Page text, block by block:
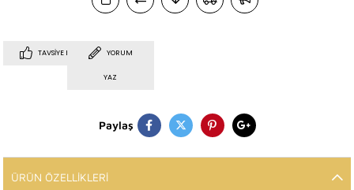
TAVSIYE ET YORUM
YAZ
Paylaş
ÜRÜN ÖZELLIKLERI